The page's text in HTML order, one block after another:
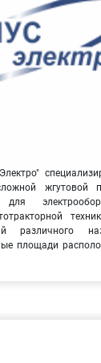
жгутовой
различного
площади